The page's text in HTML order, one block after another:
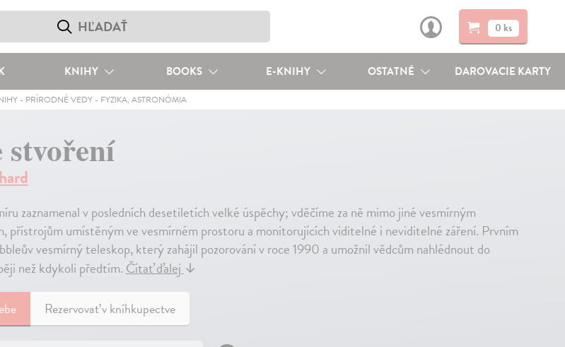
0 ks
KNIHY BOOKS E-KNIHY OSTATNÉ DAROVACIE KARTY
- PRÍRODNÉ VEDY- FYZIKA, ASTRONÓMIA
zaznamenal v posledních desetiletích velké úspěchy; vděčíme za ně mimo jiné vesmírným
přístrojům umístěným ve vesmírném prostoru a monitorujících viditelné i neviditelné záření. Prvním
vesmírný teleskop, který zahájil pozorování v roce 1990 a umožnil vědcům nahlédnout do
než kdykoli předtím.Čítať ďalej↓
Rezervovať v kníhkupectve